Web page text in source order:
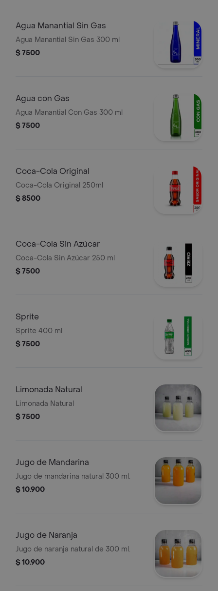
Agua Manantial Sin Gas
Agua Manantial Sin Gas 300 ml
$ 7500
Agua con Gas
Agua Manantial Con Gas 300 ml
$ 7500
Coca-Cola Original
Coca-Cola Original 250ml
$ 8500
Coca-Cola Sin Azúcar
Coca-Cola Sin Azúcar 250 ml
$ 7500
Sprite
Sprite 400 ml
$ 7500
Limonada Natural
Limonada Natural
$ 7500
Jugo de Mandarina
Jugo de mandarina natural 300 ml.
$ 10.900
Jugo de Naranja
Jugo de naranja natural de 300 ml.
$ 10.900